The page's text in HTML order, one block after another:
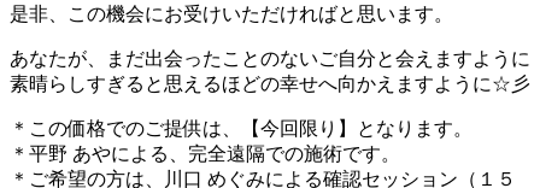
是非、この機会にお受けいただければと思います。
あなたが、まだ出会ったことのないご自分と会えますように
素晴らしすぎると思えるほどの幸せへ向かえますように☆彡
＊この価格でのご提供は、【今回限り】となります。
＊平野 あやによる、完全遠隔での施術です。
＊ご希望の方は、川口 めぐみによる確認セッション（１５